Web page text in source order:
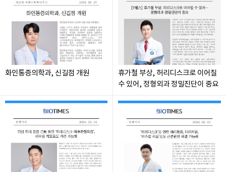
화인통증의학과, 신길점 개원
휴가철 부상, 허리디스크로 이어질
수 있어, 정형외과 정밀진단이 중요